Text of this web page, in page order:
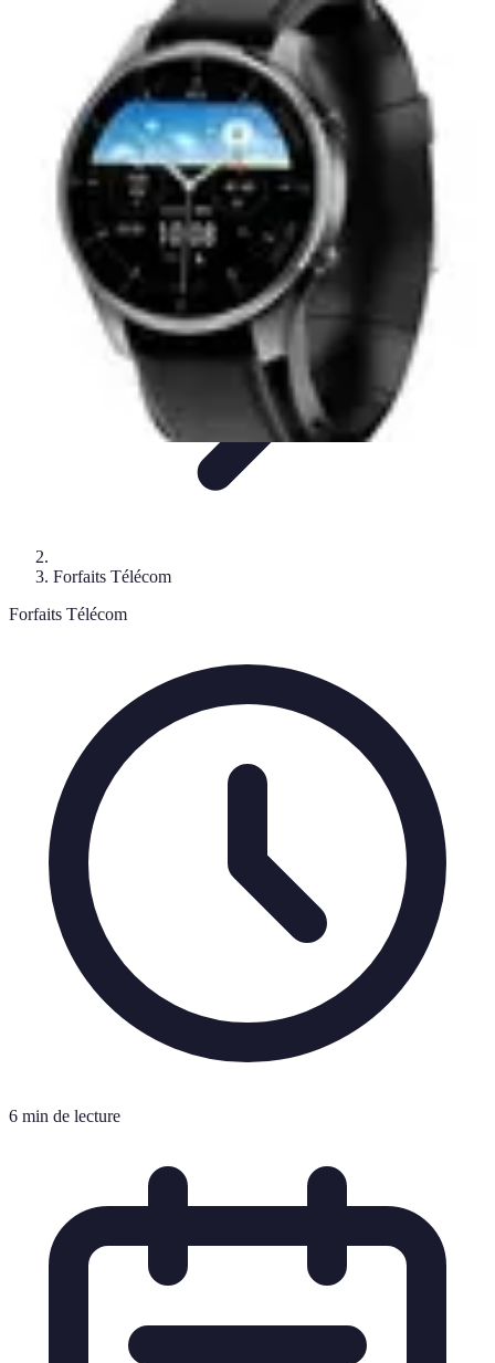
Streaming et loisirs Abonnements
Streaming et
Comparatifs Technologie
Telecom et Loisir
Forfaits Télécom
Forfaits Télécom
6 min de lecture